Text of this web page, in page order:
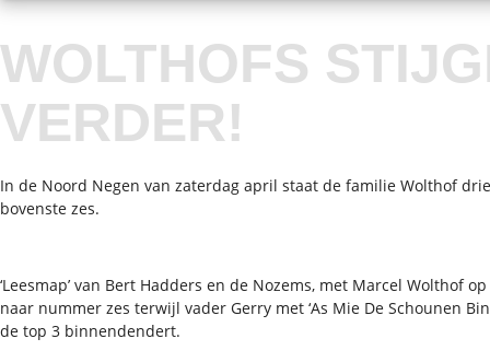
WOLTHOFS
VERDER!
In de Noord Negen van zaterdag april staat de familie Wolthof
bovenste zes.
‘Leesmap’ van Bert Hadders en de Nozems, met Marcel Wolthof
naar nummer zes terwijl vader Gerry met ‘As Mie De Schounen
de top 3 binnendendert.